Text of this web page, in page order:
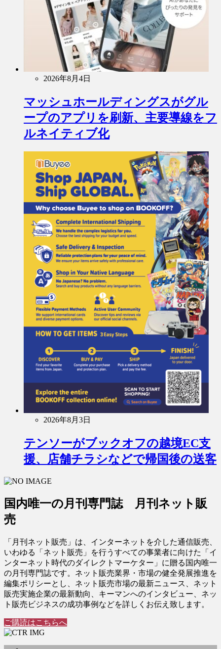
2026年8月4日
マッシュホールディングスがグル
ープのアプリを刷新、主要導線をフ
ルネイティブ化
2026年8月3日
テンソーがブックオフの越境EC支
援、店舗チラシなどで帰国後の送客
国内唯一の月刊専門誌 月刊ネット販
売
「月刊ネット販売」は、インターネットを介した通信販売、
いわゆる「ネット販売」を行うすべての事業者に向けた「イ
ンターネット時代のダイレクトマーケター」に贈る国内唯一
の月刊専門誌です。ネット販売業界・市場の健全発展推進を
編集ポリシーとし、ネット販売市場の最新ニュース、ネット
販売実施企業の最新動向、キーマンへのインタビュー、ネッ
ト販売ビジネスの成功事例などを詳しくお伝え致します。
ご購読はこちらへ